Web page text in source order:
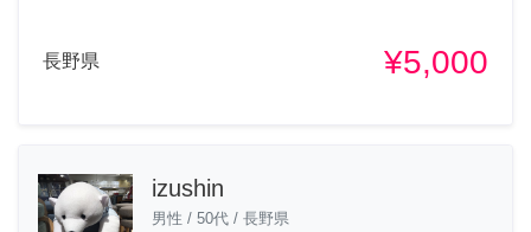
長野県 ¥5,000
izushin
男性 / 50代 / 長野県